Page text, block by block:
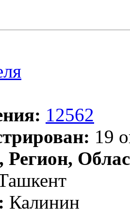
12562
19
Регион,
Калинин